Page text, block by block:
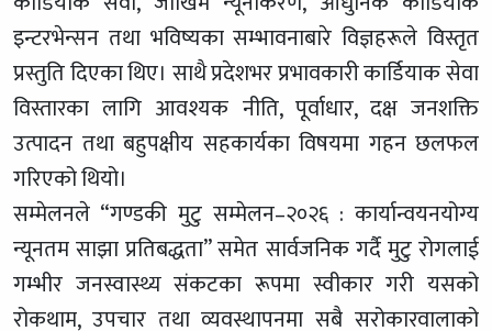
इन्टरभेन्सन तथा भविष्यका सम्भावनाबारे विज्ञहरूले विस्तृत
प्रस्तुति दिएका थिए। साथै प्रदेशभर प्रभावकारी कार्डियाक सेवा
विस्तारका लागि आवश्यक नीति, पूर्वाधार, दक्ष जनशक्ति
उत्पादन तथा बहुपक्षीय सहकार्यका विषयमा गहन छलफल
गरिएको थियो।
सम्मेलनले “गण्डकी मुटु सम्मेलन–२०२६ : कार्यान्वयनयोग्य
न्यूनतम साझा प्रतिबद्धता” समेत सार्वजनिक गर्दै मुटु रोगलाई
गम्भीर जनस्वास्थ्य संकटका रूपमा स्वीकार गरी यसको
रोकथाम, उपचार तथा व्यवस्थापनमा सबै सरोकारवालाको